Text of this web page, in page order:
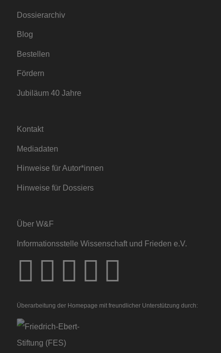
Dossierarchiv
Blog
Bestellen
Fördern
Jubiläum 40 Jahre
Kontakt
Mediadaten
Hinweise für Autor*innen
Hinweise für Dossiers
Über W&F
Informationsstelle Wissenschaft und Frieden e.V.
Überarbeitung der Homepage mit freundlicher Unterstützung durch: